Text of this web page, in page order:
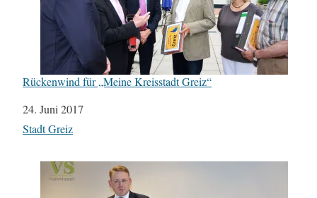
Rückenwind für „Meine Kreisstadt Greiz“
Datum
24. Juni 2017
In Bezug auf
Stadt Greiz